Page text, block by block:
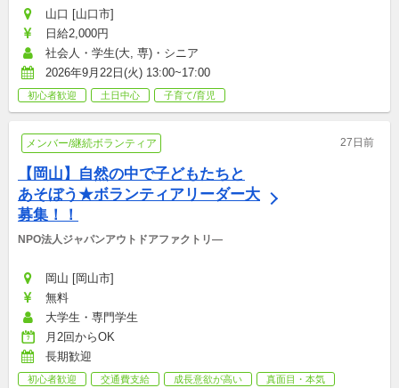
山口 [山口市]
日給2,000円
社会人・学生(大, 専)・シニア
2026年9月22日(火) 13:00~17:00
初心者歓迎 土日中心 子育て/育児
メンバー/継続ボランティア 27日前
【岡山】自然の中で子どもたちと
あそぼう★ボランティアリーダー大
募集！！
NPO法人ジャパンアウトドアファクトリ―
岡山 [岡山市]
無料
大学生・専門学生
月2回からOK
長期歓迎
初心者歓迎 交通費支給 成長意欲が高い
真面目・本気